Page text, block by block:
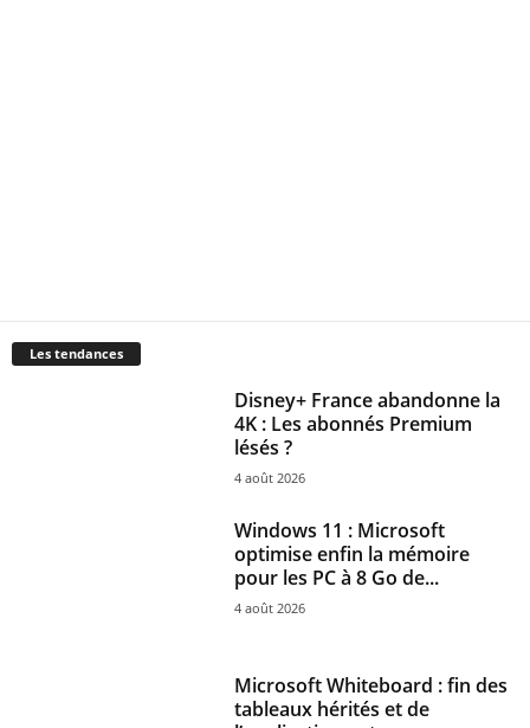
Les tendances
Disney+ France abandonne la
4K : Les abonnés Premium
lésés ?
4 août 2026
Windows 11 : Microsoft
optimise enfin la mémoire
pour les PC à 8 Go de...
4 août 2026
Microsoft Whiteboard : fin des
tableaux hérités et de